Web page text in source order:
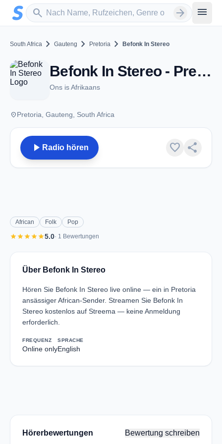
Zum Hauptinhalt springen
search
Sender suchen arrow_forward menu
South Africa chevron_right Gauteng chevron_right Pretoria chevron_right Befonk In Stereo
Befonk In Stereo - Pretoria
Ons is Afrikaans
placePretoria, Gauteng, South Africa
play_arrow Radio hören favorite share
African Folk Pop
starstarstarstarstar5.0· 1 Bewertungen
Über Befonk In Stereo
Hören Sie Befonk In Stereo live online — ein in Pretoria
ansässiger African-Sender. Streamen Sie Befonk In
Stereo kostenlos auf Streema — keine Anmeldung
erforderlich.
FREQUENZ
Online only
SPRACHE
English
Hörerbewertungen Bewertung schreiben